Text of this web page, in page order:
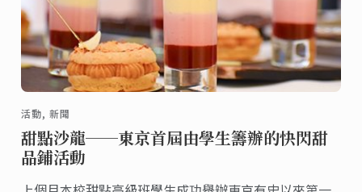
活動, 新聞
甜點沙龍──東京首屆由學生籌辦的快閃甜
品鋪活動